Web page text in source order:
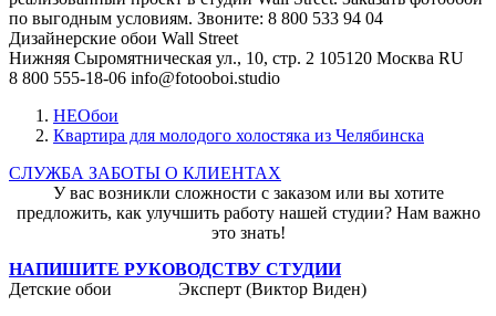
по выгодным условиям. Звоните: 8 800 533 94 04
Дизайнерские обои Wall Street
Нижняя Сыромятническая ул., 10, стр. 2 105120 Москва RU
8 800 555-18-06 info@fotooboi.studio
НЕОбои
Квартира для молодого холостяка из Челябинска
СЛУЖБА ЗАБОТЫ О КЛИЕНТАХ
У вас возникли сложности с заказом или вы хотите
предложить, как улучшить работу нашей студии? Нам важно
это знать!
НАПИШИТЕ РУКОВОДСТВУ СТУДИИ
Детские обои
Эксперт (Виктор Виден)